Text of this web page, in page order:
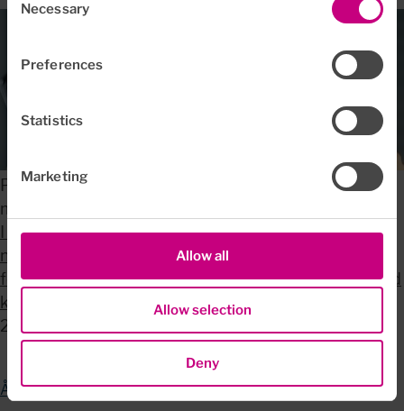
Selection
Necessary
Preferences
Statistics
Marketing
Allow all
Allow selection
Deny
Psykologen: ”Doomscrolling lurar hjärnan – har
motsatt effekt”
I en tid av globala kriser, framtidsoro och snabba
nyhetsflöden är det lätt att jaga mer information i ett
försök att känna större kontroll. Men i stället för ökad
kontroll riskera...
2025-10-01
Återställ